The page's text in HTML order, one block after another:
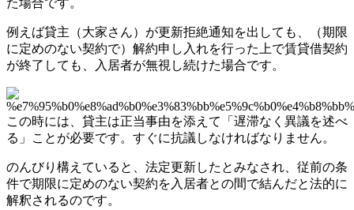
例えば貸主（大家さん）が更新拒絶通知を出しても、（期限
に定めのない契約で）解約申し入れを行った上で賃貸借契約
が終了しても、入居者が無視し続けた場合です。
この時には、貸主は正当事由を添えて「遅滞なく異議を述べ
る」ことが必要です。すぐに抗議しなければなりません。
のんびり構えていると、法定更新したとみなされ、従前の条
件で期限に定めのない契約を入居者との間で結んだと法的に
解釈されるのです。